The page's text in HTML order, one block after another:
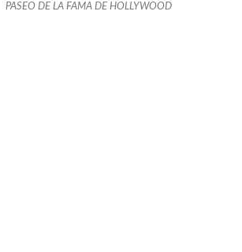
PASEO DE LA FAMA DE HOLLYWOOD